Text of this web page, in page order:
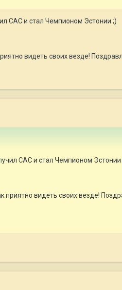
САС и стал Чемпионом Эстонии ;)
видеть своих везде!
САС и стал Чемпионом Эстонии
приятно видеть своих везде!